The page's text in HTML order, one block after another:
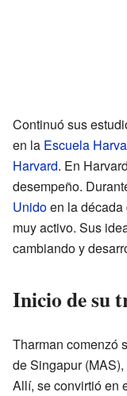
Continuó sus
en la Escuela
Harvard. En
desempeño.
Unidoen la década
muy activo. Sus
cambiando y
Inicio de su
Tharman comenzó
de Singapur
Allí, se convirtió en